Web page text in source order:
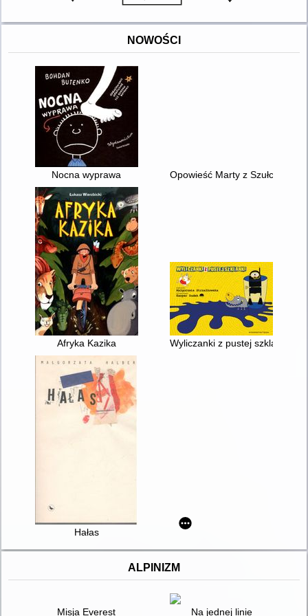
NOWOŚCI
Nocna wyprawa Opowieść Marty z Szułcików
Afryka Kazika Wyliczanki z pustej szklanki
Hałas
ALPINIZM
Misja Everest Na jednej linie